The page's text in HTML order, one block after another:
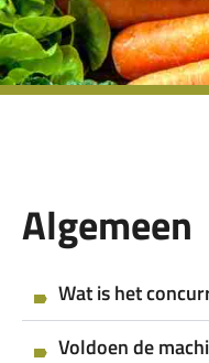
Algemeen
Wat is het
Voldoen de